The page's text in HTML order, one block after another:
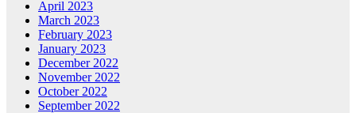
April 2023
March 2023
February 2023
January 2023
December 2022
November 2022
October 2022
September 2022